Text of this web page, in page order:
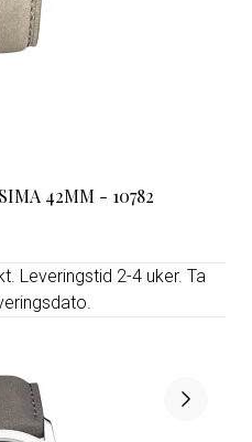
42MM - 10782
Leveringstid 2-4 uker. Ta